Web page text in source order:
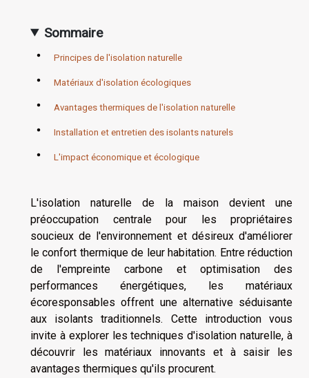
Sommaire
Principes de l'isolation naturelle
Matériaux d'isolation écologiques
Avantages thermiques de l'isolation naturelle
Installation et entretien des isolants naturels
L'impact économique et écologique
L'isolation naturelle de la maison devient une
préoccupation centrale pour les propriétaires
soucieux de l'environnement et désireux d'améliorer
le confort thermique de leur habitation. Entre réduction
de l'empreinte carbone et optimisation des
performances énergétiques, les matériaux
écoresponsables offrent une alternative séduisante
aux isolants traditionnels. Cette introduction vous
invite à explorer les techniques d'isolation naturelle, à
découvrir les matériaux innovants et à saisir les
avantages thermiques qu'ils procurent.